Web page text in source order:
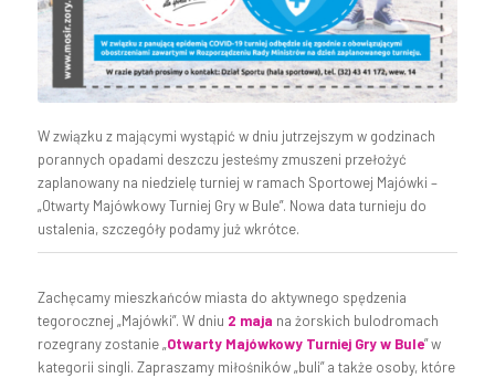
W związku z mającymi wystąpić w dniu jutrzejszym w godzinach
porannych opadami deszczu jesteśmy zmuszeni przełożyć
zaplanowany na niedzielę turniej w ramach Sportowej Majówki –
„Otwarty Majówkowy Turniej Gry w Bule”. Nowa data turnieju do
ustalenia, szczegóły podamy już wkrótce.
Zachęcamy mieszkańców miasta do aktywnego spędzenia
tegorocznej „Majówki”. W dniu 2 maja na żorskich bulodromach
rozegrany zostanie „Otwarty Majówkowy Turniej Gry w Bule” w
kategorii singli. Zapraszamy miłośników „buli” a także osoby, które